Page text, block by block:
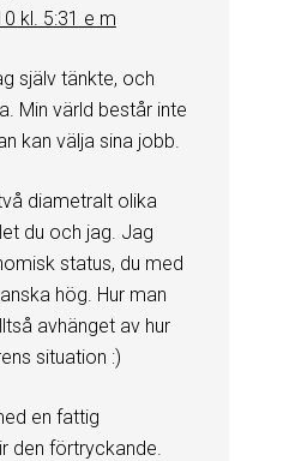
kl. 5:31 e m
själv tänkte, och
Min värld består inte
kan välja sina jobb.
diametralt olika
du och jag. Jag
status, du med
hög. Hur man
avhänget av hur
situation :)
en fattig
den förtryckande.